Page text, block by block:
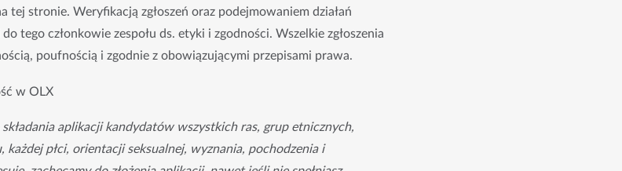
stronie. Weryfikacją zgłoszeń oraz podejmowaniem działań
tego członkowie zespołu ds. etyki i zgodności. Wszelkie zgłoszenia
poufnością i zgodnie z obowiązującymi przepisami prawa.
w OLX
aplikacji kandydatów wszystkich ras, grup etnicznych,
każdej płci, orientacji seksualnej, wyznania, pochodzenia i